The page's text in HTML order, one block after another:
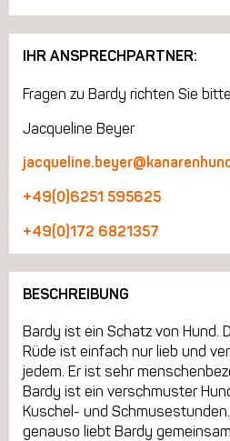
IHR ANSPRECHPARTNER:
Fragen zu Bardy richten Sie
Jacqueline Beyer
+49(0)6251 595625
+49(0)172 6821357
BESCHREIBUNG
Bardy ist ein Schatz von Hund.
Rüde ist einfach nur lieb und
jedem. Er ist sehr
Bardy ist ein verschmuster
Kuschel- und
genauso liebt Bardy